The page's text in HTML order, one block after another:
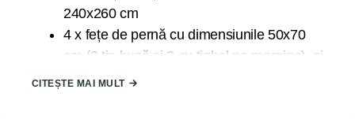
240x260 cm
4 x fețe de pernă cu dimensiunile 50x70
cm (2 tip husă și 2 cu tighel pe margine), și
închidere prin suprapunere.
CITEȘTE MAI MULT